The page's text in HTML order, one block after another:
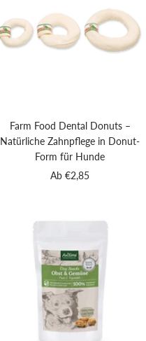
Farm Food Dental Donuts –
Natürliche Zahnpflege in Donut-
Form für Hunde
Angebotspreis
Ab €2,85